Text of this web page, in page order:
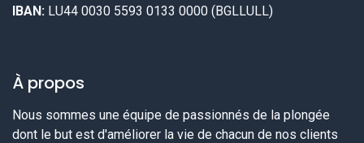
IBAN: LU44 0030 5593 0133 0000 (BGLLULL)
À propos
Nous sommes une équipe de passionnés de la plongée
dont le but est d'améliorer la vie de chacun de nos clients